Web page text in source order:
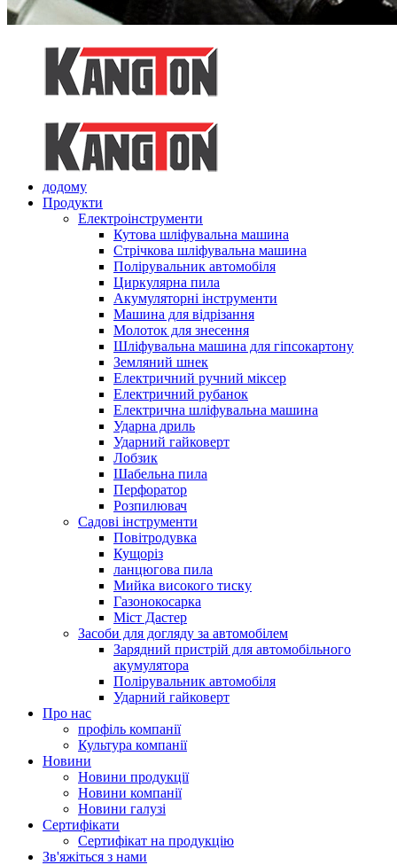
додому
Продукти
Електроінструменти
Кутова шліфувальна машина
Стрічкова шліфувальна машина
Полірувальник автомобіля
Циркулярна пила
Акумуляторні інструменти
Машина для відрізання
Молоток для знесення
Шліфувальна машина для гіпсокартону
Земляний шнек
Електричний ручний міксер
Електричний рубанок
Електрична шліфувальна машина
Ударна дриль
Ударний гайковерт
Лобзик
Шабельна пила
Перфоратор
Розпилювач
Садові інструменти
Повітродувка
Кущоріз
ланцюгова пила
Мийка високого тиску
Газонокосарка
Міст Дастер
Засоби для догляду за автомобілем
Зарядний пристрій для автомобільного
акумулятора
Полірувальник автомобіля
Ударний гайковерт
Про нас
профіль компанії
Культура компанії
Новини
Новини продукції
Новини компанії
Новини галузі
Сертифікати
Сертифікат на продукцію
Зв'яжіться з нами